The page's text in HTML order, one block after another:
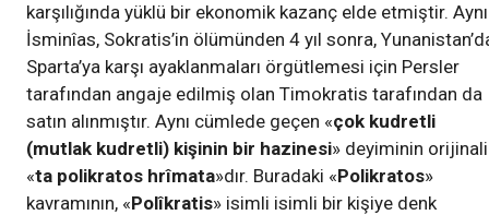
karşılığında yüklü bir ekonomik kazanç elde etmiştir. Aynı
İsminîas, Sokratis’in ölümünden 4 yıl sonra,
Sparta’ya karşı ayaklanmaları örgütlemesi için Persler
tarafından angaje edilmiş olan Timokratis tarafından da
satın alınmıştır. Aynı cümlede geçen «çok kudretli
(mutlak kudretli) kişinin bir hazinesi» deyiminin orijinali
«ta polikratos hrîmata»dır. Buradaki «Polikratos»
kavramının, «Polîkratis» isimli isimli bir kişiye denk